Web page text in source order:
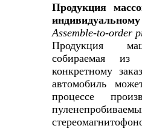
Продукция
индивидуальному
Assemble-to-order
Продукция
собираемая из
конкретному
автомобиль
процессе